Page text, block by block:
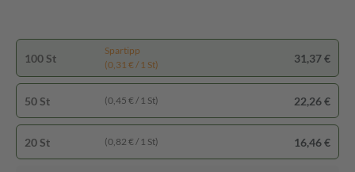
100 St
Spartipp
(0,31 € / 1 St)
31,37 €
50 St (0,45 € / 1 St) 22,26 €
20 St (0,82 € / 1 St) 16,46 €